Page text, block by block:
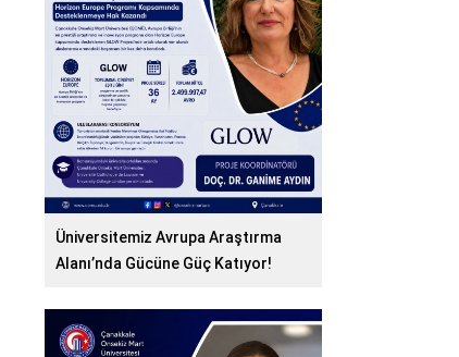
Üniversitemiz Avrupa Araştırma
Alanı’nda Gücüne Güç Katıyor!